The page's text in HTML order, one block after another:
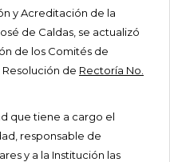
y Acreditación de la
de Caldas, se actualizó
de los Comités de
de Rectoría No.
que tiene a cargo el
responsable de
y a la Institución las